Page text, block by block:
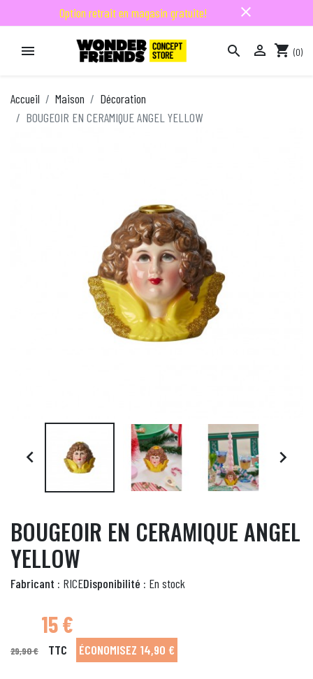
Option retrait en magasin gratuite! close
   shopping_cart (0)
Accueil Maison
Décoration
BOUGEOIR EN CERAMIQUE ANGEL YELLOW
 
BOUGEOIR EN CERAMIQUE ANGEL
YELLOW
Fabricant : RICEDisponibilité : En stock
29,90 €
15 €
TTC ÉCONOMISEZ 14,90 €